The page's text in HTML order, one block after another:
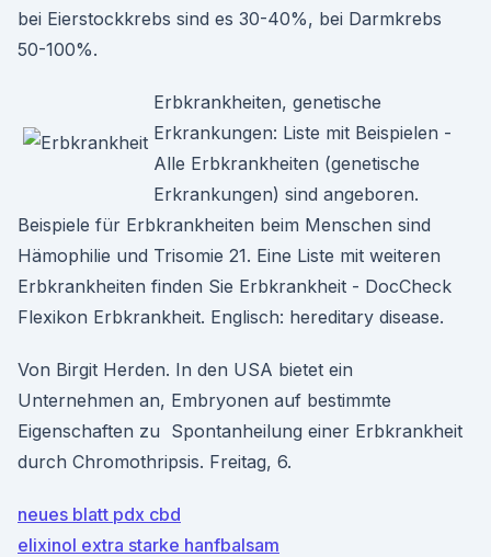
bei Eierstockkrebs sind es 30-40%, bei Darmkrebs
50-100%.
Erbkrankheiten, genetische
Erkrankungen: Liste mit Beispielen -
Alle Erbkrankheiten (genetische
Erkrankungen) sind angeboren.
Beispiele für Erbkrankheiten beim Menschen sind
Hämophilie und Trisomie 21. Eine Liste mit weiteren
Erbkrankheiten finden Sie Erbkrankheit - DocCheck
Flexikon Erbkrankheit. Englisch: hereditary disease.
Von Birgit Herden. In den USA bietet ein
Unternehmen an, Embryonen auf bestimmte
Eigenschaften zu Spontanheilung einer Erbkrankheit
durch Chromothripsis. Freitag, 6.
neues blatt pdx cbd
elixinol extra starke hanfbalsam